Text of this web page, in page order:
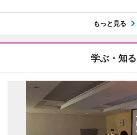
もっと見る
学ぶ・知る